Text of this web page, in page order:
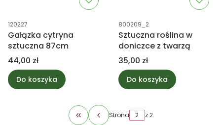
Kod produktu
120227
Gałązka cytryna
sztuczna 87cm
Cena
44,00 zł
Do koszyka
Kod produktu
800209_2
Sztuczna roślina w
doniczce z twarzą
Cena
35,00 zł
Do koszyka
Wróć do pierwszej strony z produktami
Strona z 2